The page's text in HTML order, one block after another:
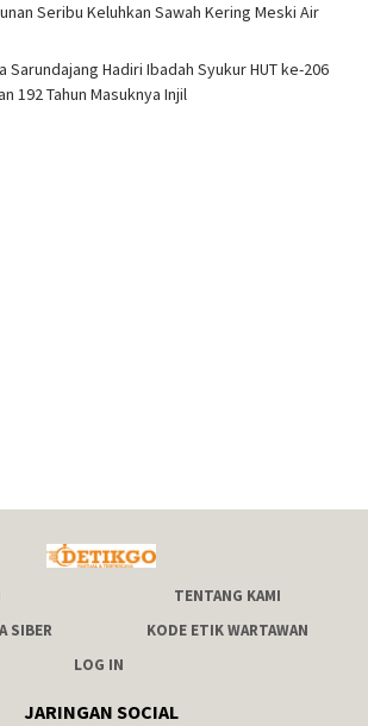
Seribu Keluhkan Sawah Kering Meski Air
Sarundajang Hadiri Ibadah Syukur HUT ke-206
192 Tahun Masuknya Injil
TENTANG KAMI
SIBER
KODE ETIK WARTAWAN
LOG IN
JARINGAN SOCIAL